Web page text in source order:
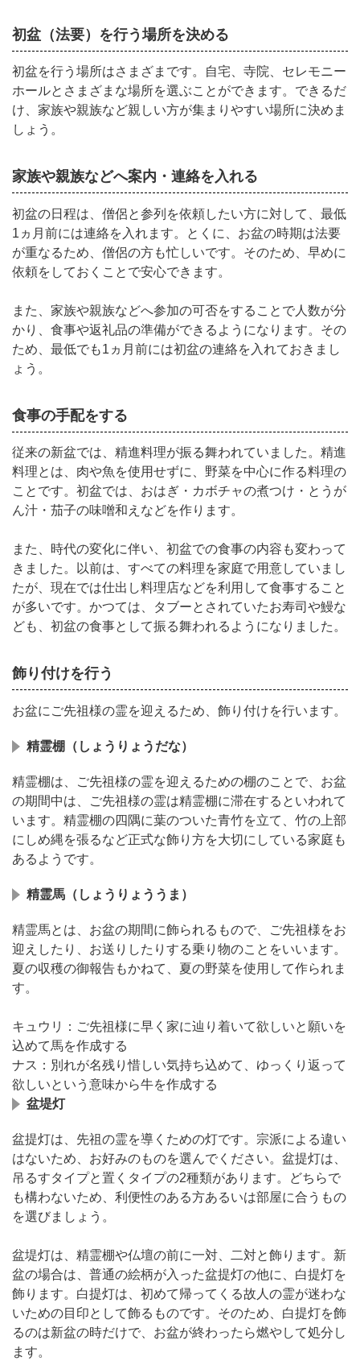
初盆（法要）を行う場所を決める
初盆を行う場所はさまざまです。自宅、寺院、セレモニー
ホールとさまざまな場所を選ぶことができます。できるだ
け、家族や親族など親しい方が集まりやすい場所に決めま
しょう。
家族や親族などへ案内・連絡を入れる
初盆の日程は、僧侶と参列を依頼したい方に対して、最低
1ヵ月前には連絡を入れます。とくに、お盆の時期は法要
が重なるため、僧侶の方も忙しいです。そのため、早めに
依頼をしておくことで安心できます。
また、家族や親族などへ参加の可否をすることで人数が分
かり、食事や返礼品の準備ができるようになります。その
ため、最低でも1ヵ月前には初盆の連絡を入れておきまし
ょう。
食事の手配をする
従来の新盆では、精進料理が振る舞われていました。精進
料理とは、肉や魚を使用せずに、野菜を中心に作る料理の
ことです。 初盆では、おはぎ・カボチャの煮つけ・とうが
ん汁・茄子の味噌和えなどを作ります。
また、時代の変化に伴い、初盆での食事の内容も変わって
きました。以前は、すべての料理を家庭で用意していまし
たが、現在では仕出し料理店などを利用して食事すること
が多いです。かつては、タブーとされていたお寿司や鰻な
ども、初盆の食事として振る舞われるようになりました。
飾り付けを行う
お盆にご先祖様の霊を迎えるため、飾り付けを行います。
精霊棚（しょうりょうだな）
精霊棚は、ご先祖様の霊を迎えるための棚のことで、お盆
の期間中は、ご先祖様の霊は精霊棚に滞在するといわれて
います。精霊棚の四隅に葉のついた青竹を立て、竹の上部
にしめ縄を張るなど正式な飾り方を大切にしている家庭も
あるようです。
精霊馬（しょうりょううま）
精霊馬とは、お盆の期間に飾られるもので、ご先祖様をお
迎えしたり、お送りしたりする乗り物のことをいいます。
夏の収穫の御報告もかねて、夏の野菜を使用して作られま
す。
キュウリ：ご先祖様に早く家に辿り着いて欲しいと願いを
込めて馬を作成する
ナス：別れが名残り惜しい気持ち込めて、ゆっくり返って
欲しいという意味から牛を作成する
盆堤灯
盆提灯は、先祖の霊を導くための灯です。宗派による違い
はないため、お好みのものを選んでください。盆提灯は、
吊るすタイプと置くタイプの2種類があります。どちらで
も構わないため、利便性のある方あるいは部屋に合うもの
を選びましょう。
盆堤灯は、精霊棚や仏壇の前に一対、二対と飾ります。新
盆の場合は、普通の絵柄が入った盆提灯の他に、白提灯を
飾ります。白提灯は、初めて帰ってくる故人の霊が迷わな
いための目印として飾るものです。そのため、白提灯を飾
るのは新盆の時だけで、お盆が終わったら燃やして処分し
ます。